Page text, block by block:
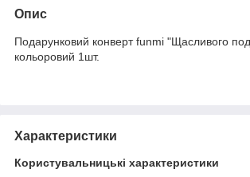
Опис
Подарунковий конверт funmi "Щасливого
кольоровий 1шт.
Характеристики
Користувальницькі характеристики